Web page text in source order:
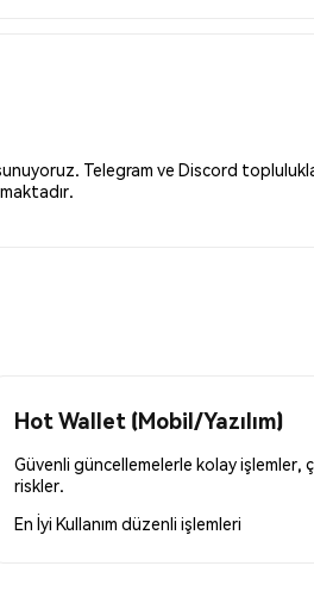
Telegram ve Discord
Hot Wallet (Mobil/Yazılım)
Güvenli güncellemelerle kolay işlemler,
riskler.
En İyi Kullanım düzenli işlemleri